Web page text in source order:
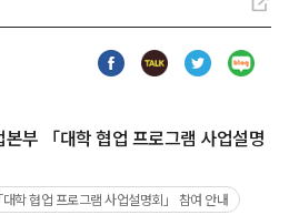
부 「대학 협업 프로그램 사업설명
학 협업 프로그램 사업설명회」 참여 안내
페
이
북
카
카
트
위
블
로